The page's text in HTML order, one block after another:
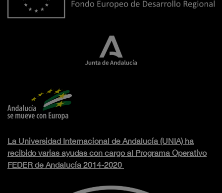
La Universidad Internacional de Andalucía (UNIA) ha
recibido varias ayudas con cargo al Programa Operativo
FEDER de Andalucía 2014-2020